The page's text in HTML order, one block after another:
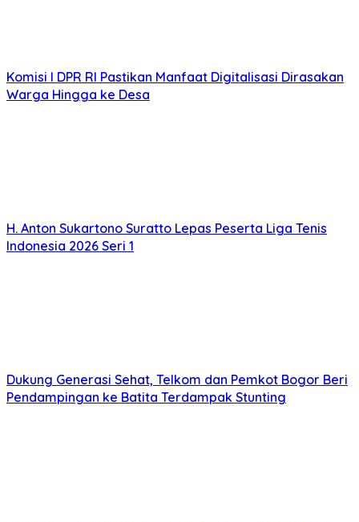
Komisi I DPR RI Pastikan Manfaat Digitalisasi Dirasakan
Warga Hingga ke Desa
H. Anton Sukartono Suratto Lepas Peserta Liga Tenis
Indonesia 2026 Seri 1
Dukung Generasi Sehat, Telkom dan Pemkot Bogor Beri
Pendampingan ke Batita Terdampak Stunting